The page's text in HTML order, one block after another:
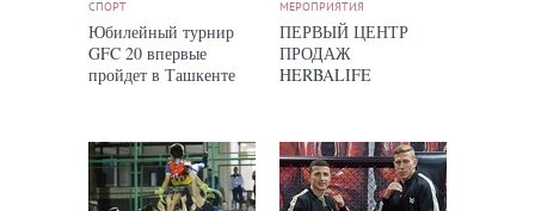
СПОРТ
Юбилейный турнир
GFC 20 впервые
пройдет в Ташкенте
МЕРОПРИЯТИЯ
ПЕРВЫЙ ЦЕНТР
ПРОДАЖ
HERBALIFE
ТАШКЕНТЕ